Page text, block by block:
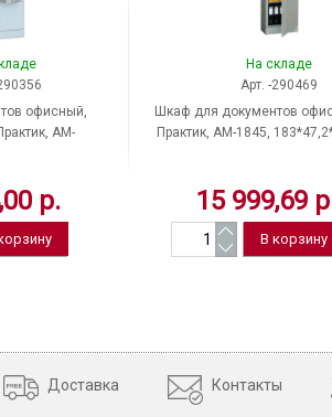
офисный,
AM-
р.
На складе
Арт. -290469
Шкаф для документов
Практик, AM-1845,
15 999,69
Доставка Контакты